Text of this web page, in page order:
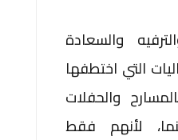
والسعادة
التي اختطفها
والحفلات
لأنهم فقط